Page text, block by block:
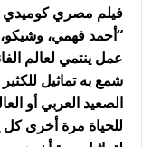
“أحمد فهمي،
عمل ينتمي لعالم
شمع به تماثيل
الصعيد العربي أو
للحياة مرة أخرى